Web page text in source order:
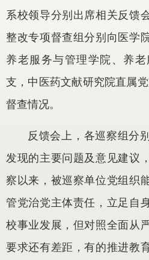
系校领导分别出席相关反馈
整改专项督查组分别向医学
养老服务与管理学院、养
支，中医药文献研究院直属
督查情况。
反馈会上，各巡察组分
发现的主要问题及意见建议
察以来，被巡察单位党组织
管党治党主体责任，立足自
校事业发展，但对照全面从
要求还有差距，有的推进教